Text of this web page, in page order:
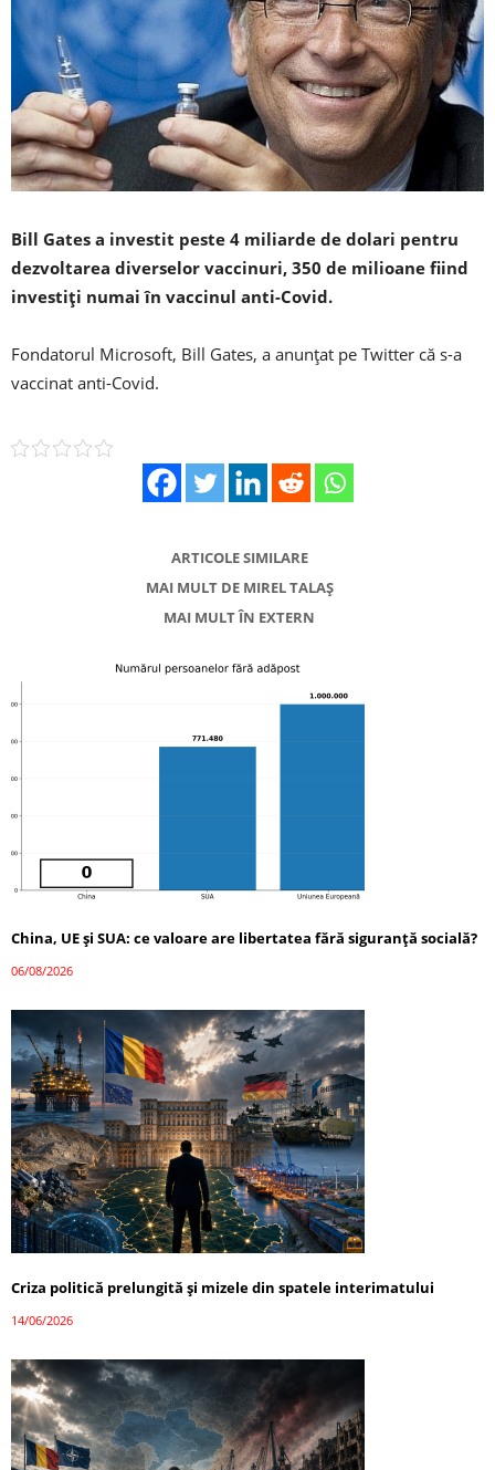
Bill Gates a investit peste 4 miliarde de dolari pentru
dezvoltarea diverselor vaccinuri, 350 de milioane fiind
investiţi numai în vaccinul anti-Covid.
Fondatorul Microsoft, Bill Gates, a anunțat pe Twitter că s-a
vaccinat anti-Covid.
ARTICOLE SIMILARE
MAI MULT DE MIREL TALAȘ
MAI MULT ÎN EXTERN
China, UE și SUA: ce valoare are libertatea fără siguranță socială?
06/08/2026
Criza politică prelungită și mizele din spatele interimatului
14/06/2026